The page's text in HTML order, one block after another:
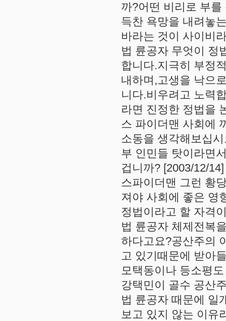
까?어떤 비리로 부
득찬 욕망을 내려놓
바라는 것이 사이비
법 륜공자 무엇이 정
합니다.지극히 부정
내하며,고생을 낙으
니다.비우려고 노력
라면 진정한 정법을
스 파이더맨 사회에
소동을 생각해보십
부 인민들 탓이라면
겁니까? [2003/12/14]
스파이더맨 그런 황
져야 사회에 좋은 영
정법이라고 할 자격
법 륜공자 체제전복
하다고요?공산주의
고 있기때문에 받아
모택동이나 등소평
강택민이 골수 공산
법 륜공자 때문에 일
보고 있지 않는 이유